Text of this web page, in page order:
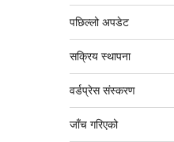
पछिल्लो अपडेट
सक्रिय स्थापना
वर्डप्रेस संस्करण
जाँच गरिएको